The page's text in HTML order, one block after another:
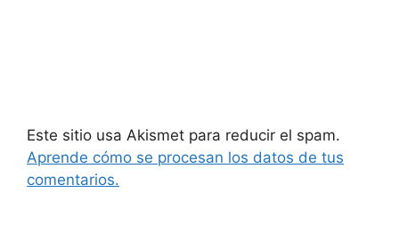
Este sitio usa Akismet para reducir el spam.
Aprende cómo se procesan los datos de tus
comentarios.